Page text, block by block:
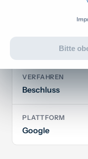
Bitte
DATUM
September 2023
VERFAHREN
Beschluss
PLATTFORM
Google